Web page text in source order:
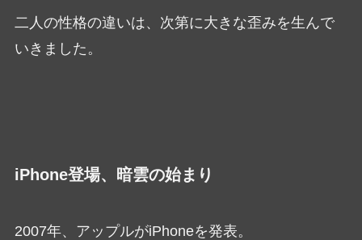
二人の性格の違いは、次第に大きな歪みを生んで
いきました。
iPhone登場、暗雲の始まり
2007年、アップルがiPhoneを発表。